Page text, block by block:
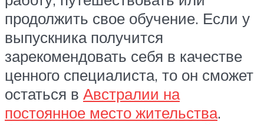
продолжить свое обучение. Если у
выпускника получится
зарекомендовать себя в качестве
ценного специалиста, то он сможет
остаться в Австралии на
постоянное место жительства.